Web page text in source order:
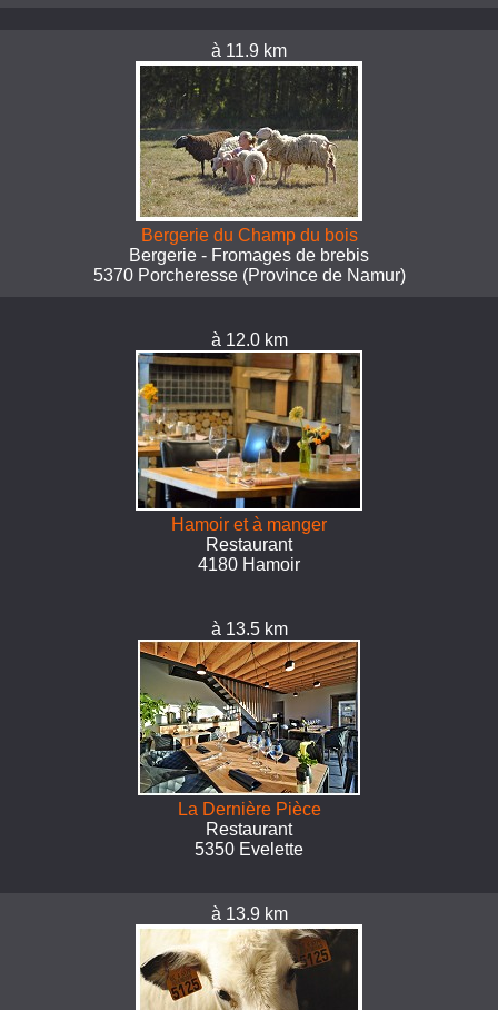
à 11.9 km
Bergerie du Champ du bois
Bergerie - Fromages de brebis
5370 Porcheresse (Province de Namur)
à 12.0 km
Hamoir et à manger
Restaurant
4180 Hamoir
à 13.5 km
La Dernière Pièce
Restaurant
5350 Evelette
à 13.9 km